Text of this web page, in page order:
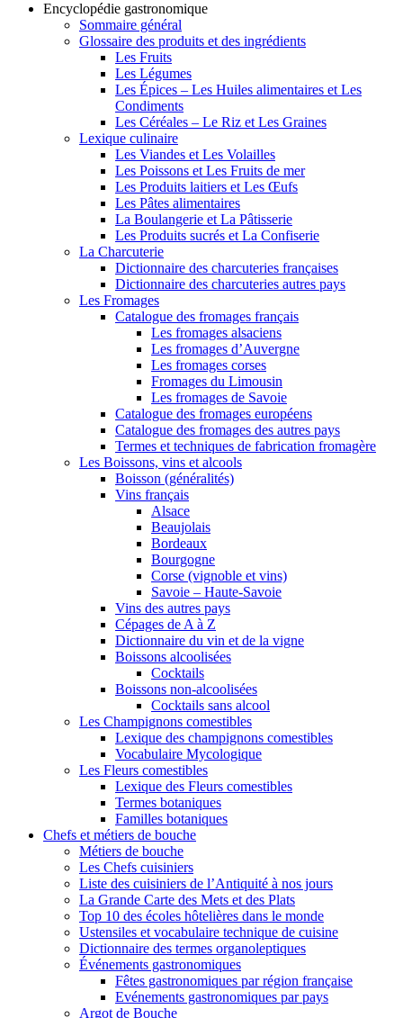
Encyclopédie gastronomique
Sommaire général
Glossaire des produits et des ingrédients
Les Fruits
Les Légumes
Les Épices – Les Huiles alimentaires et Les
Condiments
Les Céréales – Le Riz et Les Graines
Lexique culinaire
Les Viandes et Les Volailles
Les Poissons et Les Fruits de mer
Les Produits laitiers et Les Œufs
Les Pâtes alimentaires
La Boulangerie et La Pâtisserie
Les Produits sucrés et La Confiserie
La Charcuterie
Dictionnaire des charcuteries françaises
Dictionnaire des charcuteries autres pays
Les Fromages
Catalogue des fromages français
Les fromages alsaciens
Les fromages d’Auvergne
Les fromages corses
Fromages du Limousin
Les fromages de Savoie
Catalogue des fromages européens
Catalogue des fromages des autres pays
Termes et techniques de fabrication fromagère
Les Boissons, vins et alcools
Boisson (généralités)
Vins français
Alsace
Beaujolais
Bordeaux
Bourgogne
Corse (vignoble et vins)
Savoie – Haute-Savoie
Vins des autres pays
Cépages de A à Z
Dictionnaire du vin et de la vigne
Boissons alcoolisées
Cocktails
Boissons non-alcoolisées
Cocktails sans alcool
Les Champignons comestibles
Lexique des champignons comestibles
Vocabulaire Mycologique
Les Fleurs comestibles
Lexique des Fleurs comestibles
Termes botaniques
Familles botaniques
Chefs et métiers de bouche
Métiers de bouche
Les Chefs cuisiniers
Liste des cuisiniers de l’Antiquité à nos jours
La Grande Carte des Mets et des Plats
Top 10 des écoles hôtelières dans le monde
Ustensiles et vocabulaire technique de cuisine
Dictionnaire des termes organoleptiques
Événements gastronomiques
Fêtes gastronomiques par région française
Evénements gastronomiques par pays
Argot de Bouche